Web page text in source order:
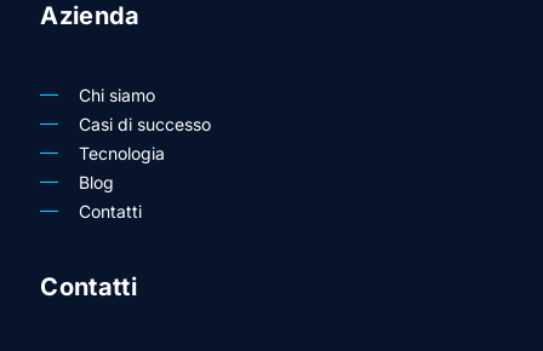
Azienda
Chi siamo
Casi di successo
Tecnologia
Blog
Contatti
Contatti